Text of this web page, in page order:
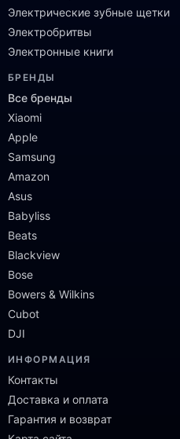
Электрические зубные щетки
Электробритвы
Электронные книги
БРЕНДЫ
Все бренды
Xiaomi
Apple
Samsung
Amazon
Asus
Babyliss
Beats
Blackview
Bose
Bowers & Wilkins
Cubot
DJI
ИНФОРМАЦИЯ
Контакты
Доставка и оплата
Гарантия и возврат